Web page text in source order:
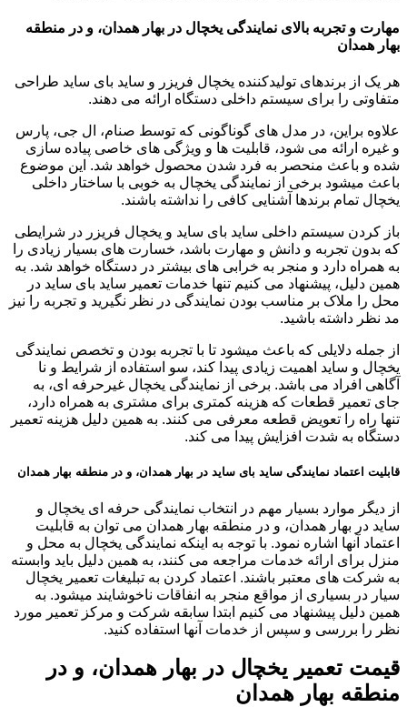
مهارت و تجربه بالای نمایندگی یخچال در بهار همدان، و در منطقه
بهار همدان
هر یک از برندهای تولیدکننده یخچال فریزر و ساید بای ساید طراحی
متفاوتی را برای سیستم داخلی دستگاه ارائه می دهند.
علاوه براین، در مدل های گوناگونی که توسط صنام، ال جی، پارس
و غیره ارائه می شود، قابلیت ها و ویژگی های خاصی پیاده سازی
شده و باعث منحصر به فرد شدن محصول خواهد شد. این موضوع
باعث میشود برخی از نمایندگی یخچال به خوبی با ساختار داخلی
یخچال تمام برندها آشنایی کافی را نداشته باشند.
باز کردن سیستم داخلی ساید بای ساید و یخچال فریزر در شرایطی
که بدون تجربه و دانش و مهارت باشد، خسارت های بسیار زیادی را
به همراه دارد و منجر به خرابی های بیشتر در دستگاه خواهد شد. به
همین دلیل، پیشنهاد می کنیم تنها خدمات تعمیر ساید بای ساید در
محل را ملاک بر مناسب بودن نمایندگی در نظر نگیرید و تجربه را نیز
مد نظر داشته باشید.
از جمله دلایلی که باعث میشود تا با تجربه بودن و تخصص نمایندگی
یخچال و ساید اهمیت زیادی پیدا کند، سو استفاده از شرایط و نا
آگاهی افراد می باشد. برخی از نمایندگی یخچال غیرحرفه ای، به
جای تعمیر قطعات که هزینه کمتری برای مشتری به همراه دارد،
تنها راه را تعویض قطعه معرفی می کنند. به همین دلیل هزینه تعمیر
دستگاه به شدت افزایش پیدا می کند.
قابلیت اعتماد نمایندگی ساید بای ساید در بهار همدان، و در منطقه بهار همدان
از دیگر موارد بسیار مهم در انتخاب نمایندگی حرفه ای یخچال و
ساید در بهار همدان، و در منطقه بهار همدان می توان به قابلیت
اعتماد آنها اشاره نمود. با توجه به اینکه نمایندگی یخچال به محل و
منزل برای ارائه خدمات مراجعه می کنند، به همین دلیل باید وابسته
به شرکت های معتبر باشند. اعتماد کردن به تبلیغات تعمیر یخچال
سیار در بسیاری از مواقع منجر به انفاقات ناخوشایند میشود. به
همین دلیل پیشنهاد می کنیم ابتدا سابقه شرکت و مرکز تعمیر مورد
نظر را بررسی و سپس از خدمات آنها استفاده کنید.
قیمت تعمیر یخچال در بهار همدان، و در
منطقه بهار همدان